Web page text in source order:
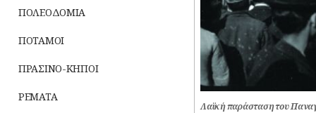
ΠΟΛΕΟΔΟΜΙΑ
ΠΟΤΑΜΟΙ
ΠΡΑΣΙΝΟ-ΚΗΠΟΙ
ΡΕΜΑΤΑ
Λαϊκή παράσταση του